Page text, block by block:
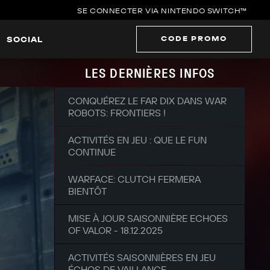
SE CONNECTER VIA NINTENDO SWITCH™
SOCIAL CODE PROMO
LES DERNIÈRES INFOS
CONQUÉREZ LE FAR DIX DANS WAR
ROBOTS: FRONTIERS !
ACTIVITÉS EN JEU : QUE LE FUN
CONTINUE
WARFACE: CLUTCH FERMERA
BIENTÔT
MISE À JOUR SAISONNIÈRE ECHOES
OF VALOR - 18.12.2025
ACTIVITÉS SAISONNIÈRES EN JEU